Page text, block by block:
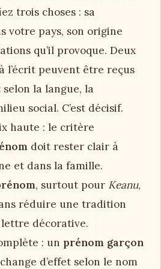
trois choses : sa
votre pays, son origine
qu’il provoque. Deux
l’écrit peuvent être reçus
la langue, la
social. C’est décisif.
haute : le critère
doit rester clair à
et dans la famille.
, surtout pour Keanu,
réduire une tradition
décorative.
: un prénom garçon
change d’effet selon le nom